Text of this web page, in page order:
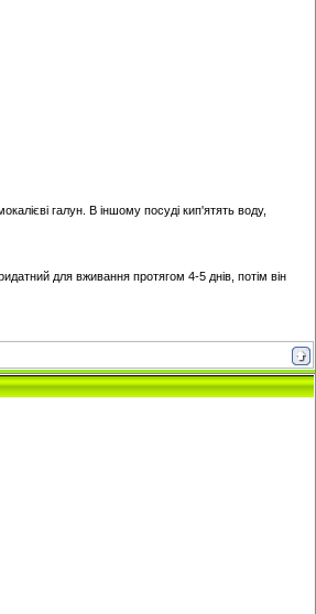
галун. В іншому посуді кип'ятять воду,
для вживання протягом 4-5 днів, потім він